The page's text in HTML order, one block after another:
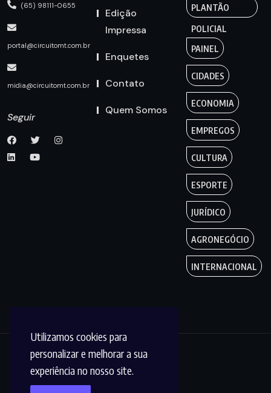
Utilizamos cookies para
personalizar e melhorar a sua
experiência no nosso site.
(65) 98111-0655
portal@circuitomt.com.br
midia@circuitomt.com.br
Seguir
Edição
Impressa
Enquetes
Contato
Quem Somos
PLANTÃO
POLICIAL
PAINEL
CIDADES
ECONOMIA
EMPREGOS
CULTURA
ESPORTE
JURÍDICO
AGRONEGÓCIO
INTERNACIONAL
Copyright by